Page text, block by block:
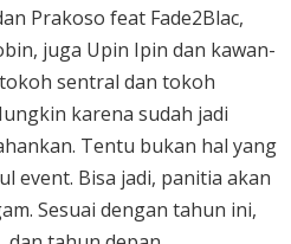
Prakoso feat Fade2Blac,
juga Upin Ipin dan kawan-
sentral dan tokoh
karena sudah jadi
Tentu bukan hal yang
event. Bisa jadi, panitia akan
Sesuai dengan tahun ini,